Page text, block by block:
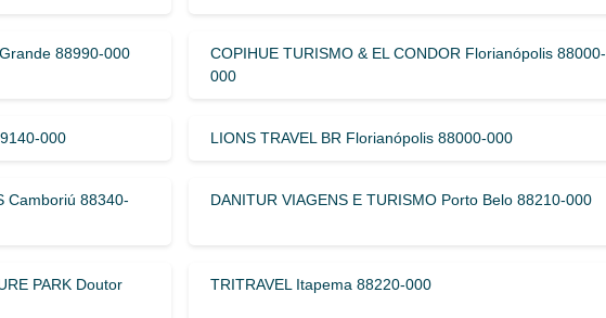
88990-000
COPIHUE TURISMO & EL CONDOR Florianópolis 88000-
000
000 LIONS TRAVEL BR Florianópolis 88000-000
Camboriú 88340-
DANITUR VIAGENS E TURISMO Porto Belo 88210-000
PARK Doutor
TRITRAVEL Itapema 88220-000